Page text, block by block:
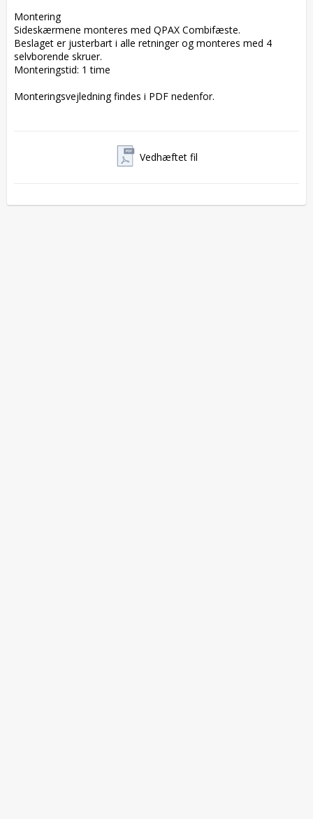
Montering
Sideskærmene monteres med QPAX Combifæste.
Beslaget er justerbart i alle retninger og monteres med 4
selvborende skruer.
Monteringstid: 1 time
Monteringsvejledning findes i PDF nedenfor.
Vedhæftet fil